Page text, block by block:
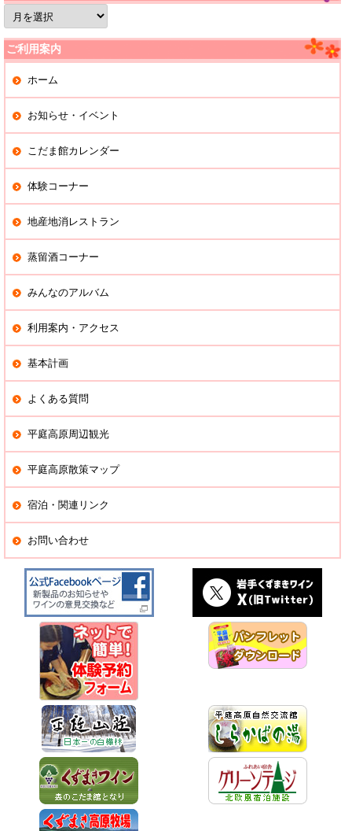
過
去
の
記
事
ご利用案内
ホーム
お知らせ・イベント
こだま館カレンダー
体験コーナー
地産地消レストラン
蒸留酒コーナー
みんなのアルバム
利用案内・アクセス
基本計画
よくある質問
平庭高原周辺観光
平庭高原散策マップ
宿泊・関連リンク
お問い合わせ